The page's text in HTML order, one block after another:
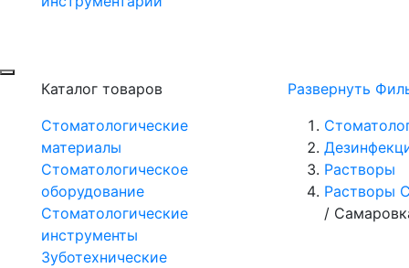
Каталог товаров
Стоматологические
материалы
Стоматологическое
оборудование
Стоматологические
инструменты
Зуботехнические
Развернуть
Растворы
Растворы
/